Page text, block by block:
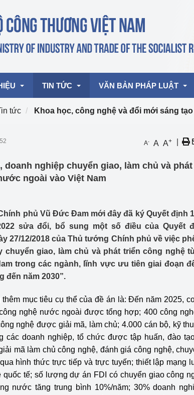
chức
TIN TỨC
Hoạt động của Lãnh
mại, Dịch vụ Việt Nam 2026
Hoạt động của Bộ trưởng
Công Thương - Công luận
Họp báo
Thông cáo báo chí
Chuyển đổi số
Lịch sử phát triển
Bản tin Thị trường Nông Lâm Thủy sản
Phát triển nguồn nhân lực
Phát triển bền vững
Tổ chức kiểm định
Tổ chức kiểm định kỹ
động thuộc thẩm
Bộ Công Thương
Văn hóa ngành Công Thương
VĂN BẢN PHÁP LUẬT
Văn bản hợp nhất
tức Khoa học, công nghệ và đổi mới sáng tạo
A- A A+
doanh nghiệp chuyển giao, làm chủ và
ngoài vào Việt Nam
phủ Vũ Đức Đam mới đây đã ký Quyết định
sửa đổi, bổ sung một số điều của Quyết
27/12/2018 của Thủ tướng Chính phủ về việc
chuyển giao, làm chủ và phát triển công nghệ
trong các ngành, lĩnh vực ưu tiên giai đoạn
đến năm 2030”.
thêm mục tiêu cụ thể của đề án là: Đến năm 2025,
nghệ nước ngoài được tổng hợp; 400 công
nghệ được giải mã, làm chủ; 4.000 cán bộ, kỹ
các doanh nghiệp, tổ chức được tập huấn, đào
mã làm chủ công nghệ, đánh giá công nghệ,
hình thức trực tiếp và trực tuyến; thiết lập mạng
quốc tế; số lượng dự án FDI có chuyển giao công
nước tăng trung bình 10%/năm; 30% doanh